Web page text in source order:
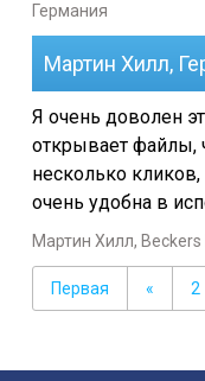
Германия
Мартин Хилл,
Я очень доволен
открывает файлы,
несколько
очень удобна в
Мартин Хилл,
Первая « 2